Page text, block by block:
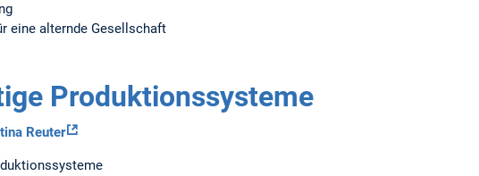
eine alternde Gesellschaft
Produktionssysteme
Reuter